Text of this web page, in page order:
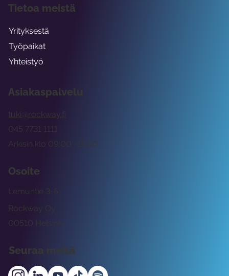
Asiakaspalvelu
tuki@rockway.fi
Arkisin klo 09:00 -15:00
045 7731 1111
Osoite
Rockway Oy
Lemuntie 3-5
00510 Helsinki
Seuraa meitä
Tietoa meistä
Yrityksestä
Työpaikat
Yhteistyö